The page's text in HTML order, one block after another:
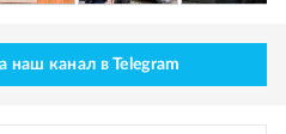
наш канал в Telegram